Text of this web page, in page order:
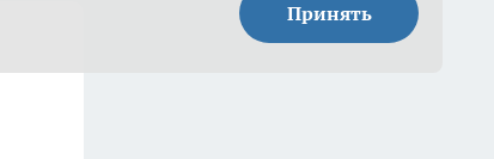
Принять